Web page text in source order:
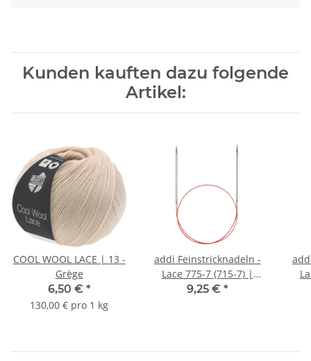
Kunden kauften dazu folgende
Artikel:
COOL WOOL LACE | 13 -
Grège
6,50 € *
130,00 € pro 1 kg
addi Feinstricknadeln -
Lace 775-7 (715-7) |
40cm | 1,5 mm
9,25 € *